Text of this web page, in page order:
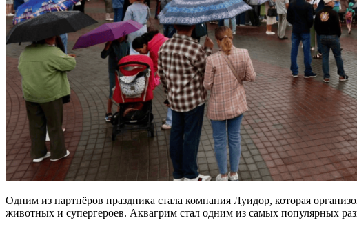
Одним из партнёров праздника стала компания Луидор, которая
животных и супергероев. Аквагрим стал одним из самых популярных